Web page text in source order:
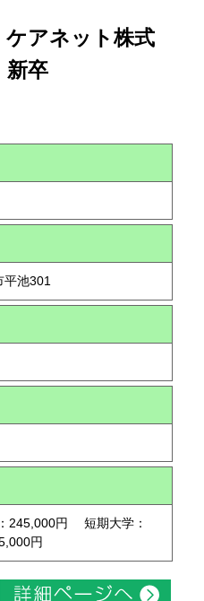
アネット株式
新卒
池301
245,000円 短期大学：
円